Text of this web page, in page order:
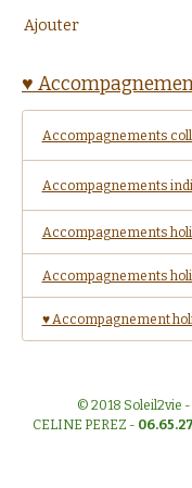
Ajouter
♥
Accompagnements
Accompagnements
Accompagnements
Accompagnements
♥ Accompagnement
© 2018 Soleil2vie
CELINE PEREZ -